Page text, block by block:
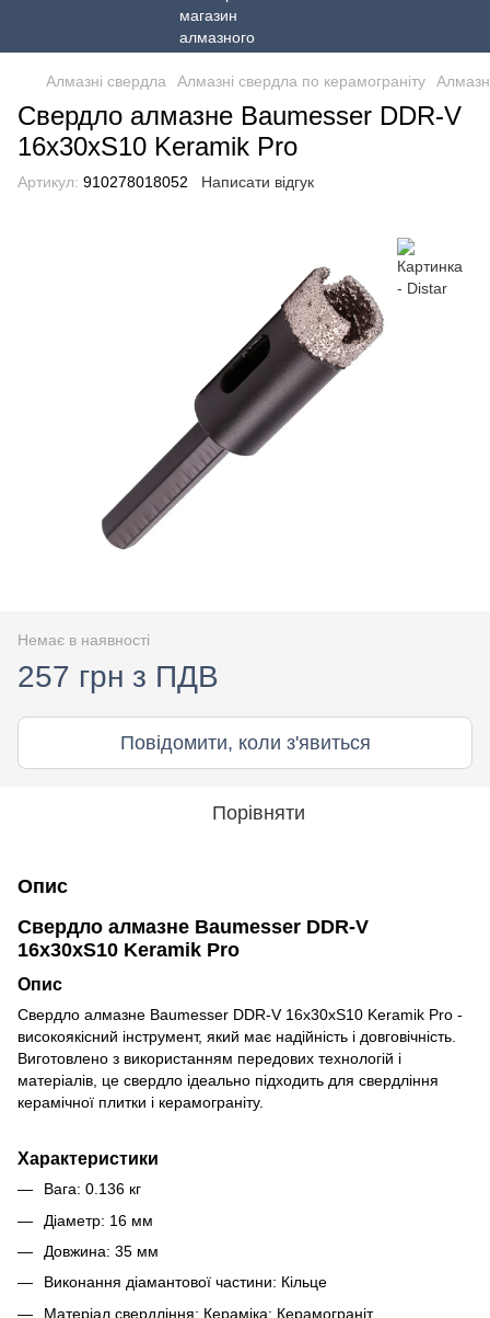
Алмазні свердла Алмазні свердла по керамограніту
Свердло алмазне Baumesser DDR-V
16x30xS10 Keramik Pro
Артикул: 910278018052 Написати відгук
Немає в наявності
257 грн з ПДВ
Повідомити, коли з'явиться
Порівняти
Опис
Свердло алмазне Baumesser DDR-V
16x30xS10 Keramik Pro
Опис
Свердло алмазне Baumesser DDR-V 16x30xS10 Keramik Pro -
високоякісний інструмент, який має надійність і довговічність.
Виготовлено з використанням передових технологій і
матеріалів, це свердло ідеально підходить для свердління
керамічної плитки і керамограніту.
Характеристики
Вага: 0.136 кг
Діаметр: 16 мм
Довжина: 35 мм
Виконання діамантової частини: Кільце
Матеріал свердління: Кераміка; Керамограніт